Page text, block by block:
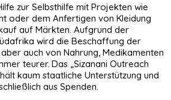
zur Selbsthilfe mit Projekten wie
oder dem Anfertigen von Kleidung
auf Märkten. Aufgrund der
wird die Beschaffung der
auch von Nahrung, Medikamenten
teurer. Das „Sizanani Outreach
kaum staatliche Unterstützung und
aus Spenden.